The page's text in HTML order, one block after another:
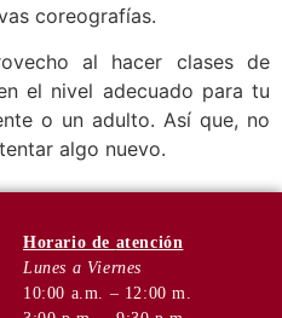
coreografías.
al hacer clases de
el nivel adecuado para tu
o un adulto. Así que, no
algo nuevo.
Horario de atención
Lunes a Viernes
10:00 a.m. – 12:00 m.